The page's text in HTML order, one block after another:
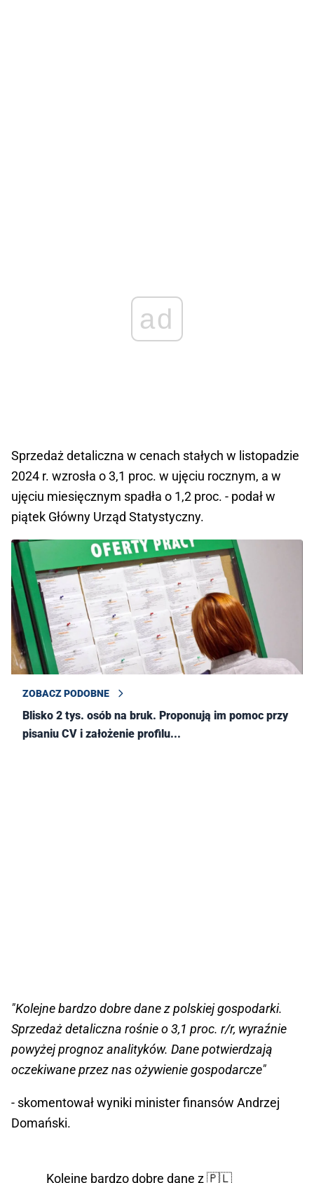
ad
Sprzedaż detaliczna w cenach stałych w listopadzie
2024 r. wzrosła o 3,1 proc. w ujęciu rocznym, a w
ujęciu miesięcznym spadła o 1,2 proc. - podał w
piątek Główny Urząd Statystyczny.
ZOBACZ PODOBNE
Blisko 2 tys. osób na bruk. Proponują im pomoc przy
pisaniu CV i założenie profilu...
"Kolejne bardzo dobre dane z polskiej gospodarki.
Sprzedaż detaliczna rośnie o 3,1 proc. r/r, wyraźnie
powyżej prognoz analityków. Dane potwierdzają
oczekiwane przez nas ożywienie gospodarcze"
- skomentował wyniki minister finansów Andrzej
Domański.
Kolejne bardzo dobre dane z 🇵🇱